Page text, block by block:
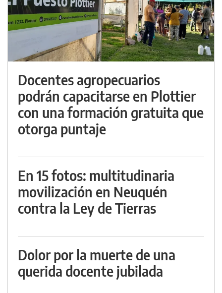
Docentes agropecuarios
podrán capacitarse en Plottier
con una formación gratuita que
otorga puntaje
En 15 fotos: multitudinaria
movilización en Neuquén
contra la Ley de Tierras
Dolor por la muerte de una
querida docente jubilada